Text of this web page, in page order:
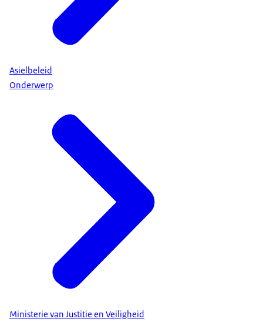
Asielbeleid
Onderwerp
Ministerie van Justitie en Veiligheid